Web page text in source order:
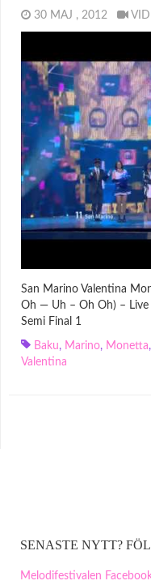
30 MAJ , 2012
San Marino Valentina
Oh — Uh – Oh Oh) –
Semi Final 1
Baku, Marino, Monetta,
Valentina
SENASTE NYTT?
Melodifestivalen